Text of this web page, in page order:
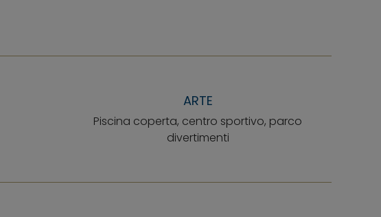
ARTE
Piscina coperta, centro sportivo, parco
divertimenti